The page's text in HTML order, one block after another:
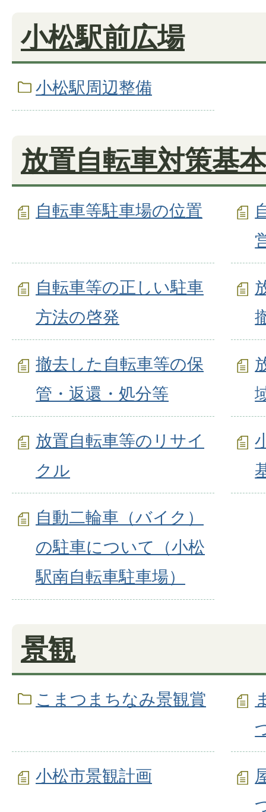
小松駅前広場
小松駅周辺整備
放置自転車対策基
自転車等駐車場の位置
自転車等の正しい駐車
方法の啓発
撤去した自転車等の保
管・返還・処分等
放置自転車等のリサイ
クル
自動二輪車（バイク）
の駐車について（小松
駅南自転車駐車場）
景観
こまつまちなみ景観賞
小松市景観計画